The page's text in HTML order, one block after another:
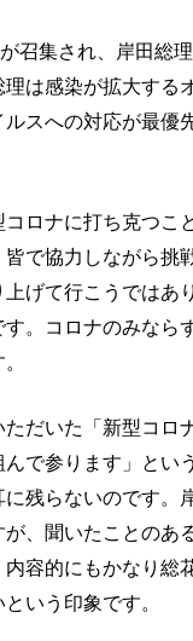
召集され、岸田総
は感染が拡大する
スへの対応が最優
ロナに打ち克つこ
皆で協力しながら挑
げて行こうではあ
。コロナのみなら
だいた「新型コロ
で参ります」とい
残らないのです。
、聞いたことのあ
内容的にもかなり総
いう印象です。